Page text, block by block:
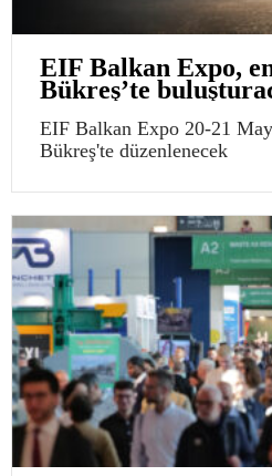
EIF Balkan Expo,
Bükreş’te
EIF Balkan Expo 20-21
Bükreş'te düzenlenecek